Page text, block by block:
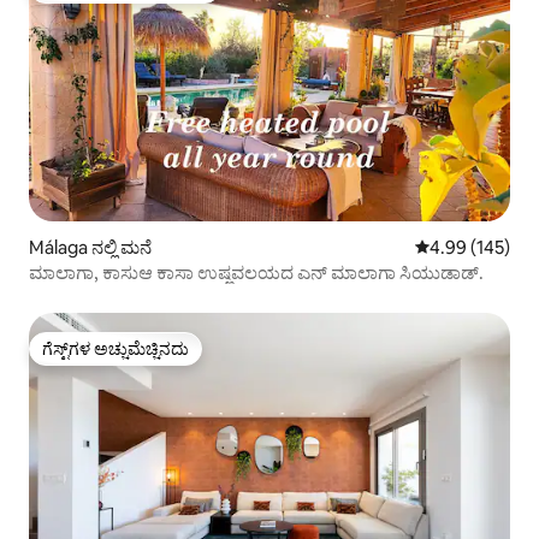
Málaga ನಲ್ಲಿ ಮನೆ 5 ರಲ್ಲಿ 4.99
4.99 (145)
ಮಾಲಾಗಾ, ಕಾಸುಆ ಕಾಸಾ ಉಷ್ಣವಲಯದ ಎನ್ ಮಾಲಾಗಾ ಸಿಯುಡಾಡ್.
ಗೆಸ್ಟ್‌ಗಳ ಅಚ್ಚುಮೆಚ್ಚಿನದು
ಗೆಸ್ಟ್‌ಗಳ ಅಚ್ಚುಮೆಚ್ಚಿನದು